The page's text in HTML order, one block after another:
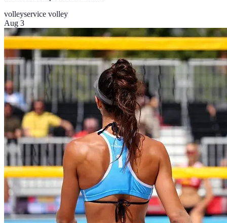
volleyservice volley
Aug 3